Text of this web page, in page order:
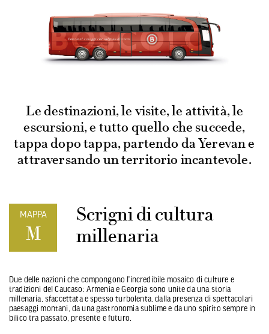
Le destinazioni, le visite, le attività, le
escursioni, e tutto quello che succede,
tappa dopo tappa, partendo da Yerevan e
attraversando un territorio incantevole.
MAPPA
M
Scrigni di cultura
millenaria
Due delle nazioni che compongono l’incredibile mosaico di culture e
tradizioni del Caucaso: Armenia e Georgia sono unite da una storia
millenaria, sfaccettata e spesso turbolenta, dalla presenza di spettacolari
paesaggi montani, da una gastronomia sublime e da uno spirito sempre in
bilico tra passato, presente e futuro.